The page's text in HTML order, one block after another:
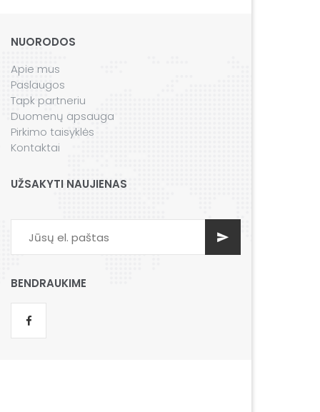
NUORODOS
Apie mus
Paslaugos
Tapk partneriu
Duomenų apsauga
Pirkimo taisyklės
Kontaktai
UŽSAKYTI NAUJIENAS
BENDRAUKIME